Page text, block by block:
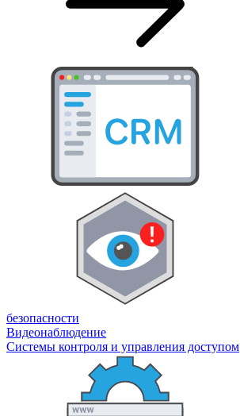
безопасности
Видеонаблюдение
Системы контроля и управления доступом